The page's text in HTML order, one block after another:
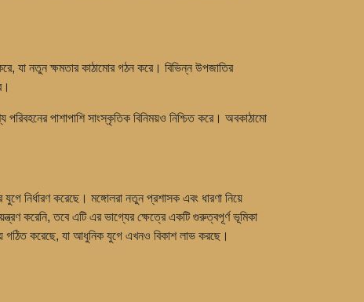
নতুন ক্ষমতার কাঠামোর গঠন করে। বিভিন্ন উপজাতির
পাশাপাশি সাংস্কৃতিক বিনিময়ও নিশ্চিত করে। অবকাঠামো
নির্ধারণ করেছে। মঙ্গোলরা নতুন প্রশাসক এবং ধারণা নিয়ে
করেনি, তবে এটি এর ভাগ্যের ক্ষেত্রে একটি গুরুত্বপূর্ণ ভূমিকা
গঠিত করেছে, যা আধুনিক যুগে এখনও বিকাশ লাভ করছে।